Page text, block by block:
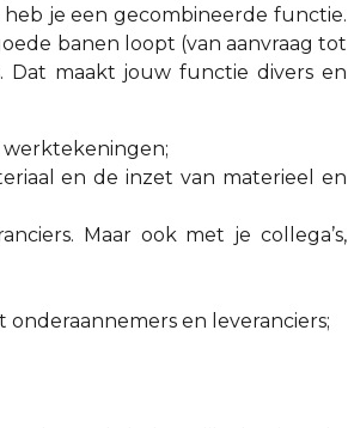
je een gecombineerde functie.
banen loopt (van aanvraag tot
Dat maakt jouw functie divers en
werktekeningen;
en de inzet van materieel en
Maar ook met je collega’s,
en leveranciers;